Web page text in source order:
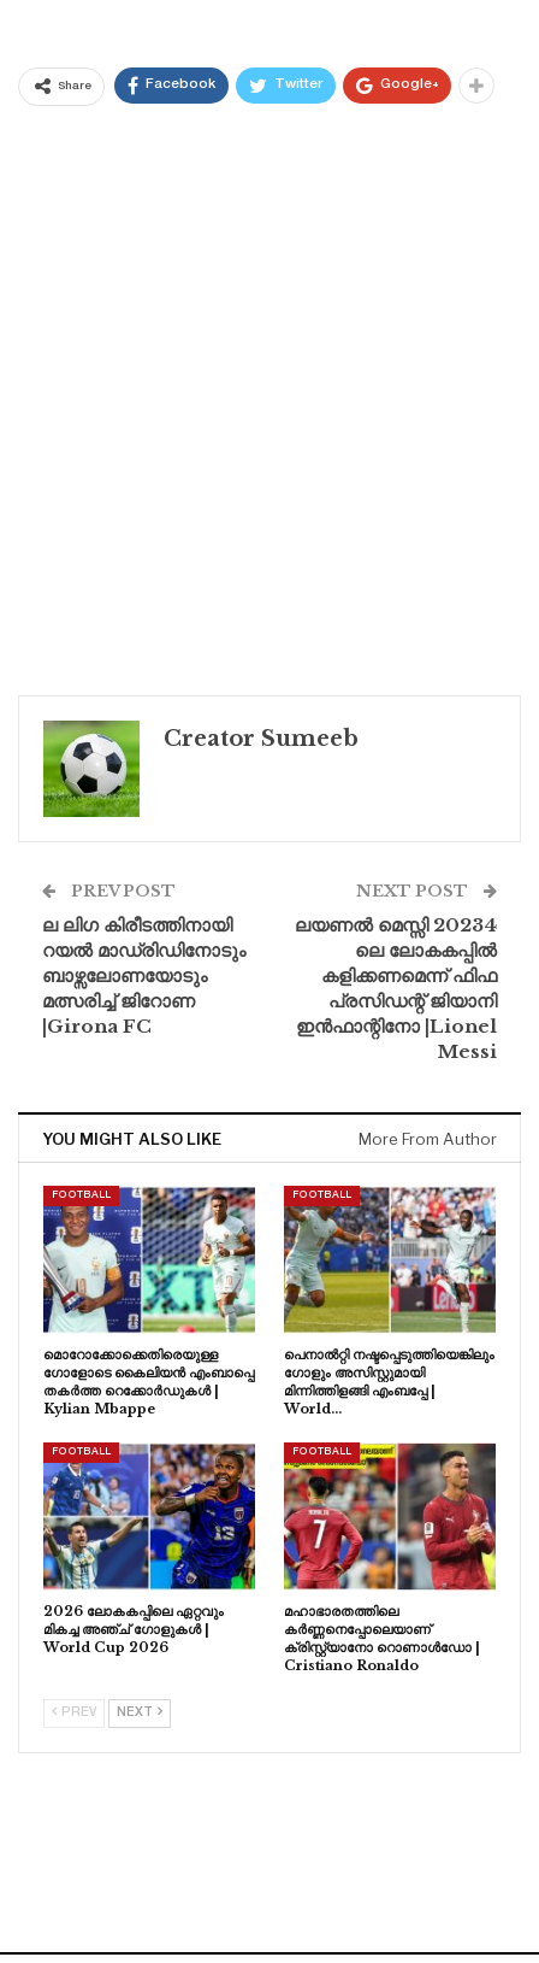
Share Facebook Twitter Google+
Creator Sumeeb
PREV POST
ല ലിഗ കിരീടത്തിനായി
റയൽ മാഡ്രിഡിനോടും
ബാഴ്സലോണയോടും
മത്സരിച്ച് ജിറോണ
|Girona FC
NEXT POST
ലയണൽ മെസ്സി 20234
ലെ ലോകകപ്പിൽ
കളിക്കണമെന്ന് ഫിഫ
പ്രസിഡന്റ് ജിയാനി
ഇൻഫാന്റിനോ |Lionel
Messi
YOU MIGHT ALSO LIKE More From Author
FOOTBALL
മൊറോക്കോക്കെതിരെയുള്ള
ഗോളോടെ കൈലിയൻ എംബാപ്പെ
തകർത്ത റെക്കോർഡുകൾ |
Kylian Mbappe
FOOTBALL
പെനാൽറ്റി നഷ്ടപ്പെടുത്തിയെങ്കിലും
ഗോളും അസിസ്റ്റുമായി
മിന്നിത്തിളങ്ങി എംബപ്പേ |
World…
FOOTBALL
2026 ലോകകപ്പിലെ ഏറ്റവും
മികച്ച അഞ്ച് ഗോളുകൾ |
World Cup 2026
FOOTBALL
മഹാഭാരതത്തിലെ
കർണ്ണനെപ്പോലെയാണ്
ക്രിസ്റ്റ്യാനോ റൊണാൾഡോ |
Cristiano Ronaldo
PREV NEXT